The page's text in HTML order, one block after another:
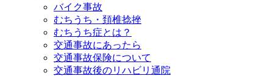
バイク事故
むちうち・頚椎捻挫
むちうち症とは？
交通事故にあったら
交通事故保険について
交通事故後のリハビリ通院